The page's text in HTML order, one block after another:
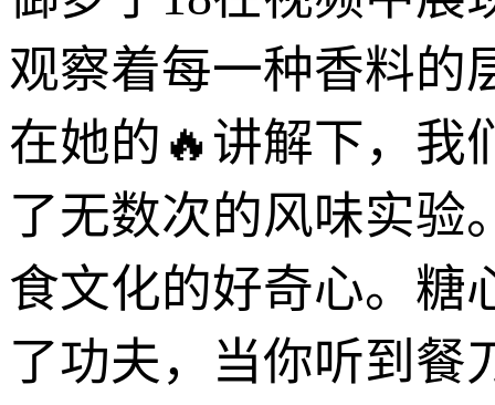
观察着每一种香料的
在她的🔥讲解下，我
了无数次的风味实验
食文化的好奇心。糖
了功夫，当你听到餐